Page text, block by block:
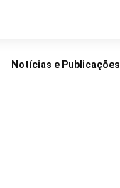
Notícias e Publicações